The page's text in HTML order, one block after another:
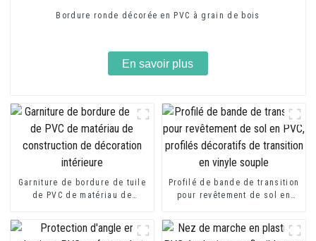
Bordure ronde décorée en PVC à grain de bois
En savoir plus
Garniture de bordure de tuile
de PVC de matériau de
Profilé de bande de transition
pour revêtement de sol en